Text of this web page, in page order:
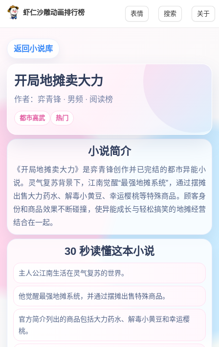
虾仁沙雕动画排行榜 表情 搜索 关于
返回小说库
开局地摊卖大力
作者：弈青锋 · 男频 · 阅读榜
都市高武 热门
小说简介
《开局地摊卖大力》是弈青锋创作并已完结的都市异能小
说。灵气复苏背景下，江南觉醒“最强地摊系统”，通过摆摊
出售大力药水、解毒小黄豆、幸运樱桃等特殊商品。顾客身
份和商品效果不断碰撞，使异能成长与轻松搞笑的地摊经营
结合在一起。
30 秒读懂这本小说
主人公江南生活在灵气复苏的世界。
他觉醒最强地摊系统，并通过摆摊出售特殊商品。
官方简介列出的商品包括大力药水、解毒小黄豆和幸运樱
桃。